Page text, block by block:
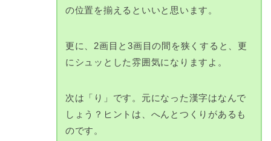
の位置を揃えるといいと思います。
更に、2画目と3画目の間を狭くすると、更
にシュッとした雰囲気になりますよ。
次は「り」です。元になった漢字はなんで
しょう？ヒントは、へんとつくりがあるも
のです。